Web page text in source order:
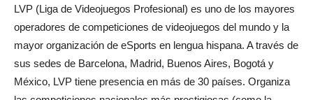
LVP (Liga de Videojuegos Profesional) es uno de los mayores
operadores de competiciones de videojuegos del mundo y la
mayor organización de eSports en lengua hispana. A través de
sus sedes de Barcelona, Madrid, Buenos Aires, Bogotá y
México, LVP tiene presencia en más de 30 países. Organiza